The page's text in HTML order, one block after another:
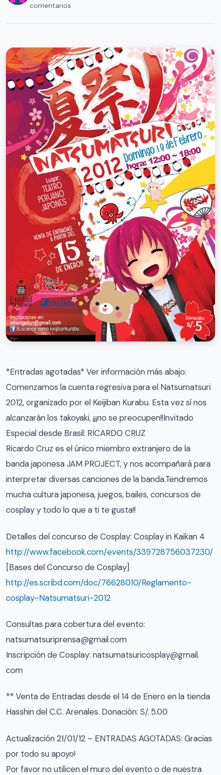
comentarios
*Entradas agotadas* Ver información más abajo:
Comenzamos la cuenta regresiva para el Natsumatsuri
2012, organizado por el Keijiban Kurabu. Esta vez sí nos
alcanzarán los takoyaki, ¡¡¡no se preocupen!!Invitado
Especial desde Brasil: RICARDO CRUZ
Ricardo Cruz es el único miembro extranjero de la
banda japonesa JAM PROJECT, y nos acompañará para
interpretar diversas canciones de la banda.Tendremos
mucha cultura japonesa, juegos, bailes, concursos de
cosplay y todo lo que a ti te gusta!!
Detalles del concurso de Cosplay: Cosplay in Kaikan 4
http://www.facebook.com/events/339728756037230/
[Bases del Concurso de Cosplay]
http://es.scribd.com/doc/76628010/Reglamento-
cosplay-Natsumatsuri-2012
Consultas para cobertura del evento:
natsumatsuriprensa@gmail.com
Inscripción de Cosplay: natsumatsuricosplay@gmail.
com
** Venta de Entradas desde el 14 de Enero en la tienda
Hasshin del C.C. Arenales. Donación: S/. 5.00
Actualización 21/01/12 – ENTRADAS AGOTADAS: Gracias
por todo su apoyo!
Por favor no utilicen el muro del evento o de nuestra